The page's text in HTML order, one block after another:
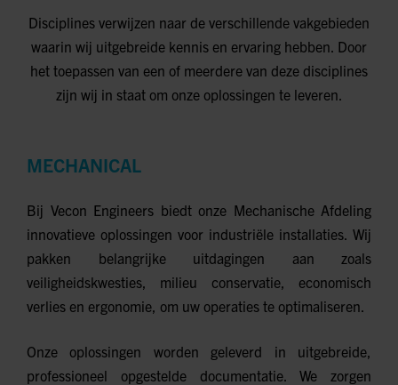
Disciplines verwijzen naar de verschillende vakgebieden
waarin wij uitgebreide kennis en ervaring hebben. Door
het toepassen van een of meerdere van deze disciplines
zijn wij in staat om onze oplossingen te leveren.
MECHANICAL
Bij Vecon Engineers biedt onze Mechanische Afdeling
innovatieve oplossingen voor industriële installaties. Wij
pakken belangrijke uitdagingen aan zoals
veiligheidskwesties, milieu conservatie, economisch
verlies en ergonomie, om uw operaties te optimaliseren.
Onze oplossingen worden geleverd in uitgebreide,
professioneel opgestelde documentatie. We zorgen